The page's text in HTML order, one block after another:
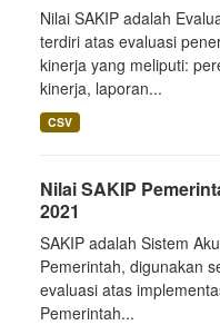
Nilai SAKIP adalah
terdiri atas evaluasi
kinerja yang meliputi:
kinerja, laporan...
CSV
Nilai SAKIP
2021
SAKIP adalah Sistem
Pemerintah, digunakan
evaluasi atas
Pemerintah...